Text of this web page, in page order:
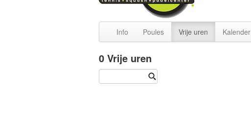
Info Poules Vrije uren Kalender
0 Vrije uren